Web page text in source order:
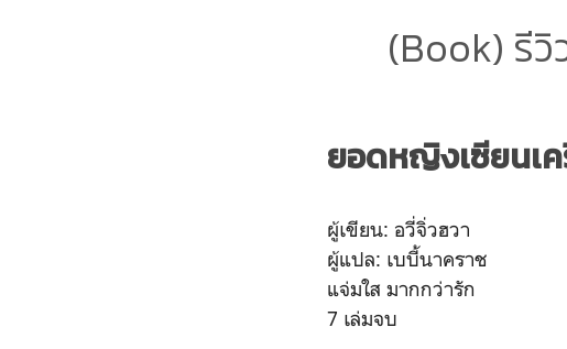
(Book) รี
ยอดหญิงเซียนเ
ผู้เขียน: อวี่จิ่วฮวา
ผู้แปล: เบบี้นาคราช
แจ่มใส มากกว่ารัก
7 เล่มจบ